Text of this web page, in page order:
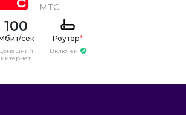
МТС
100
интернет
Роутер*
Включен